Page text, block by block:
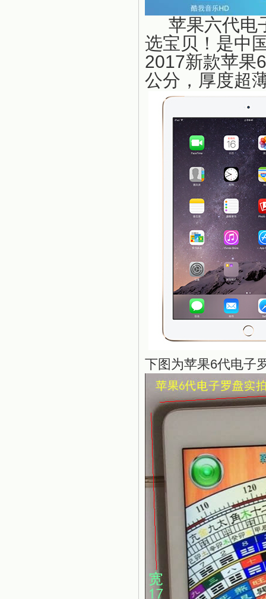
苹果六代电
选宝贝！是中
2017新款苹果
公分，厚度超
下图为苹果6代电子